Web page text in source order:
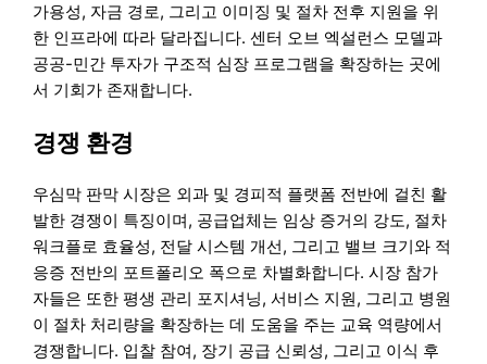
가용성, 자금 경로, 그리고 이미징 및 절차 전후 지원을 위
한 인프라에 따라 달라집니다. 센터 오브 엑설런스 모델과
공공-민간 투자가 구조적 심장 프로그램을 확장하는 곳에
서 기회가 존재합니다.
경쟁 환경
우심막 판막 시장은 외과 및 경피적 플랫폼 전반에 걸친 활
발한 경쟁이 특징이며, 공급업체는 임상 증거의 강도, 절차
워크플로 효율성, 전달 시스템 개선, 그리고 밸브 크기와 적
응증 전반의 포트폴리오 폭으로 차별화합니다. 시장 참가
자들은 또한 평생 관리 포지셔닝, 서비스 지원, 그리고 병원
이 절차 처리량을 확장하는 데 도움을 주는 교육 역량에서
경쟁합니다. 입찰 참여, 장기 공급 신뢰성, 그리고 이식 후